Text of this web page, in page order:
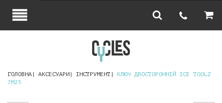
ГОЛОВНА АКСЕСУАРИ ІНСТРУМЕНТ
КЛЮЧ ДВОСТОРОННІЙ ICE TOOLZ
7M25